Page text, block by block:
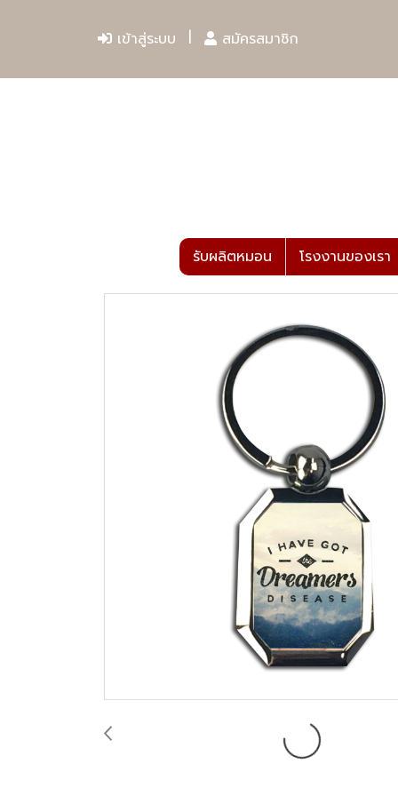
เข้าสู่ระบบ สมัครสมาชิก
รับผลิตหมอน โรงงานของเรา